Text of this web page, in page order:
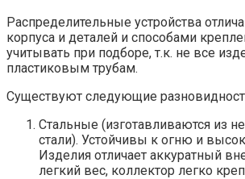
Распределительные устройства
корпуса и деталей и способами
учитывать при подборе, т.к. не все
пластиковым трубам.
Существуют следующие
Стальные (изготавливаются из
стали). Устойчивы к огню и
Изделия отличает аккуратный
легкий вес, коллектор легко